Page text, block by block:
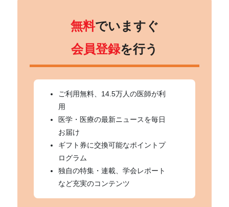
無料でいますぐ
会員登録を行う
ご利用無料、14.5万人の医師が利
用
医学・医療の最新ニュースを毎日
お届け
ギフト券に交換可能なポイントプ
ログラム
独自の特集・連載、学会レポート
など充実のコンテンツ